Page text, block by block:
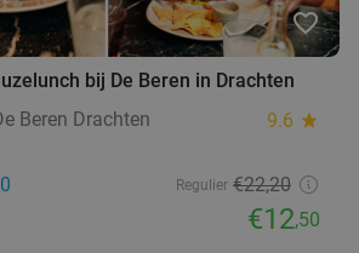
favorite_border
bij De Beren in Drachten
Beren Drachten
9.6 star
Regulier €22,20
€12,50